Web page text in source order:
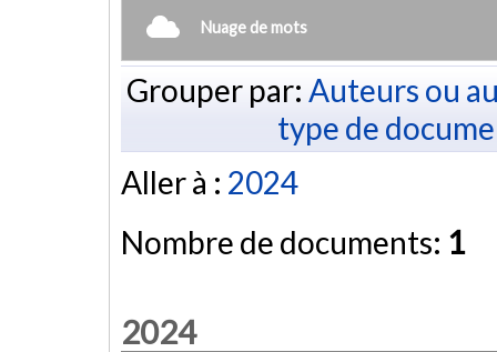
Nuage de mots
Grouper par: Auteurs ou
type de
Aller à : 2024
Nombre de documents: 1
2024